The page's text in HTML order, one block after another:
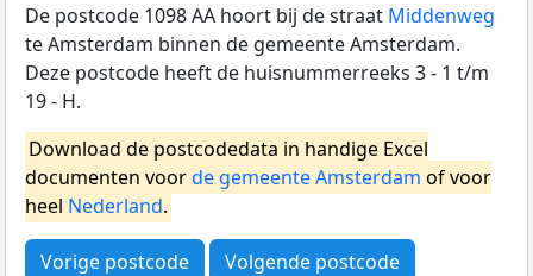
De postcode 1098 AA hoort bij de straat Middenweg
te Amsterdam binnen de gemeente Amsterdam.
Deze postcode heeft de huisnummerreeks 3 - 1 t/m
19 - H.
Download de postcodedata in handige Excel
documenten voorde gemeente Amsterdam of voor
heel Nederland.
Vorige postcode Volgende postcode